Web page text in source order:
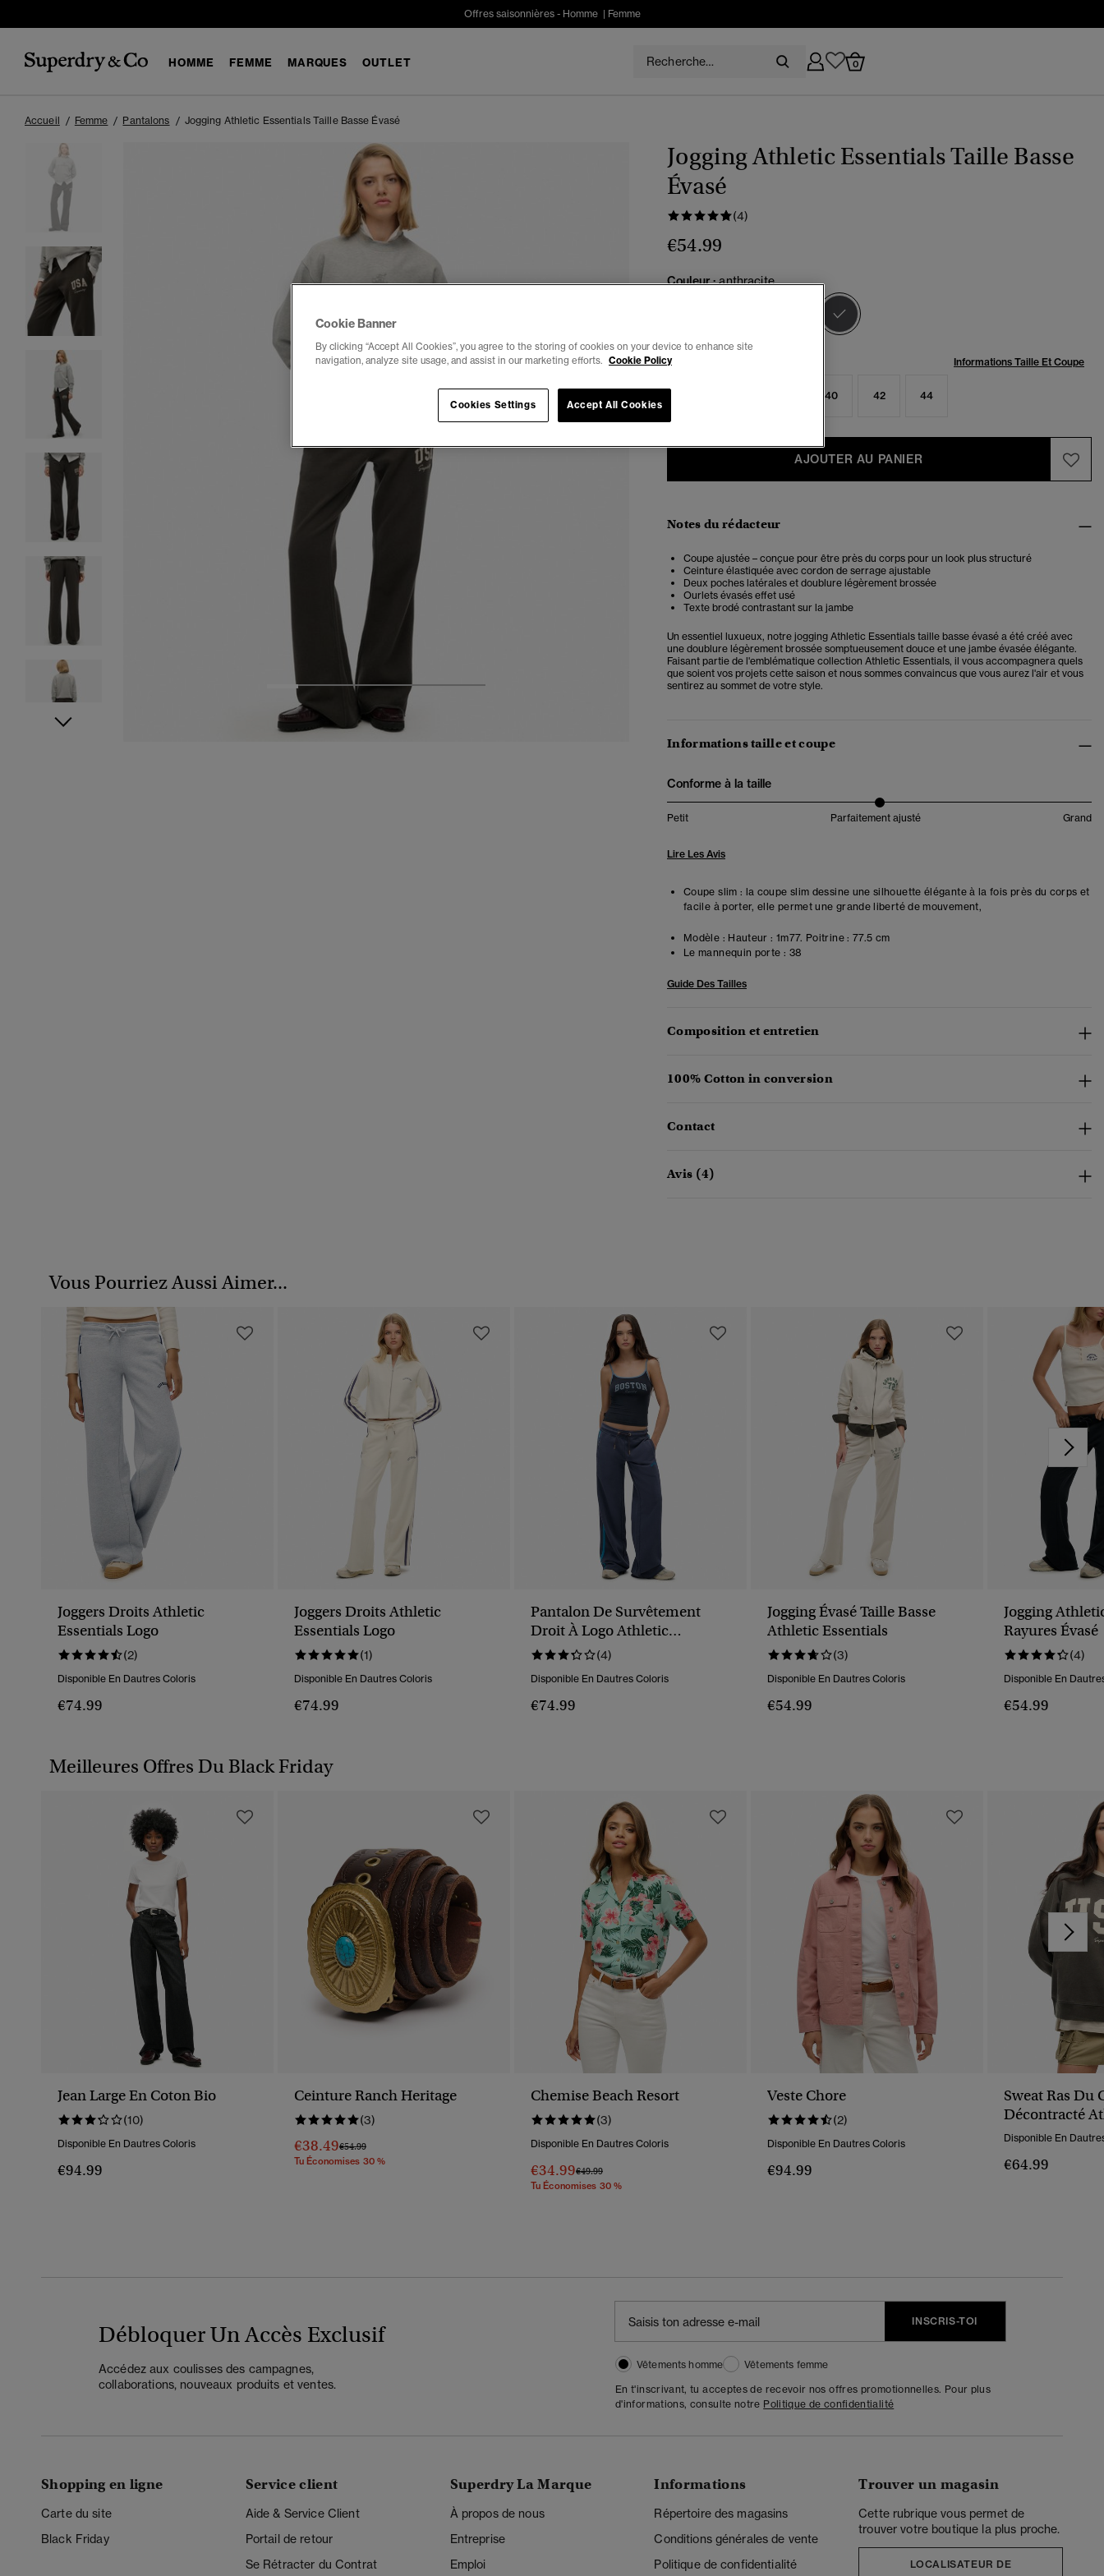
Offres saisonnières - Homme| Femme
HOMME FEMME MARQUES OUTLET 0
Accueil Femme Pantalons Jogging Athletic Essentials Taille Basse Évasé
5
Jogging Athletic Essentials Taille Basse
Évasé
(4)
€54.99
Couleur :anthracite
sélectionné
Choisis Taille: Informations Taille Et Coupe
40 42 44
AJOUTER AU PANIER
Notes du rédacteur
Coupe ajustée – conçue pour être près du corps pour un look plus structuré
Ceinture élastiquée avec cordon de serrage ajustable
Deux poches latérales et doublure légèrement brossée
Ourlets évasés effet usé
Texte brodé contrastant sur la jambe
Un essentiel luxueux, notre jogging Athletic Essentials taille basse évasé a été créé avec
une doublure légèrement brossée somptueusement douce et une jambe évasée élégante.
Faisant partie de l'emblématique collection Athletic Essentials, il vous accompagnera quels
que soient vos projets cette saison et nous sommes convaincus que vous aurez l'air et vous
sentirez au sommet de votre style.
Informations taille et coupe
Conforme à la taille
Petit Parfaitement ajusté Grand
Lire Les Avis
Coupe slim : la coupe slim dessine une silhouette élégante à la fois près du corps et
facile à porter, elle permet une grande liberté de mouvement,
Modèle : Hauteur : 1m77. Poitrine : 77.5 cm
Le mannequin porte : 38
Guide Des Tailles
Composition et entretien
100% Cotton in conversion
Contact
Avis (4)
Vous Pourriez Aussi Aimer...
Joggers Droits Athletic
Essentials Logo
(2)
Disponible En Dautres Coloris
€74.99
Joggers Droits Athletic
Essentials Logo
(1)
Disponible En Dautres Coloris
€74.99
Pantalon De Survêtement
Droit À Logo Athletic
Essentials(4)
Disponible En Dautres Coloris
€74.99
Jogging Évasé Taille Basse
Athletic Essentials
(3)
Disponible En Dautres Coloris
€54.99
Jogging
Rayures Évasé
(4)
Disponible En
€54.99
Meilleures Offres Du Black Friday
Jean Large En Coton Bio
(10)
Disponible En Dautres Coloris
€94.99
Ceinture Ranch Heritage
(3)
€38.49Prix Réduit De
€54.99À
Tu Économises 30 %
Chemise Beach Resort
(3)
Disponible En Dautres Coloris
€34.99Prix Réduit De
€49.99À
Tu Économises 30 %
Veste Chore
(2)
Disponible En Dautres Coloris
€94.99
Sweat Ras Du
Décontracté
Essentials
Disponible En
€64.99
Débloquer Un Accès Exclusif
Accédez aux coulisses des campagnes,
collaborations, nouveaux produits et ventes.
INSCRIS-TOI
Vêtements homme
Vêtements femme
En t'inscrivant, tu acceptes de recevoir nos offres promotionnelles. Pour plus
d'informations, consulte notre Politique de confidentialité
Shopping en ligne
Carte du site
Black Friday
Service client
Aide & Service Client
Portail de retour
Se Rétracter du Contrat
Superdry La Marque
À propos de nous
Entreprise
Emploi
Informations
Répertoire des magasins
Conditions générales de vente
Politique de confidentialité
Trouver un magasin
Cette rubrique vous permet de
trouver votre boutique la plus proche.
LOCALISATEUR DE
Cookie Banner
By clicking “Accept All Cookies”, you agree to the storing of cookies on your device to enhance site
navigation, analyze site usage, and assist in our marketing efforts. Cookie Policy
Cookies Settings Accept All Cookies